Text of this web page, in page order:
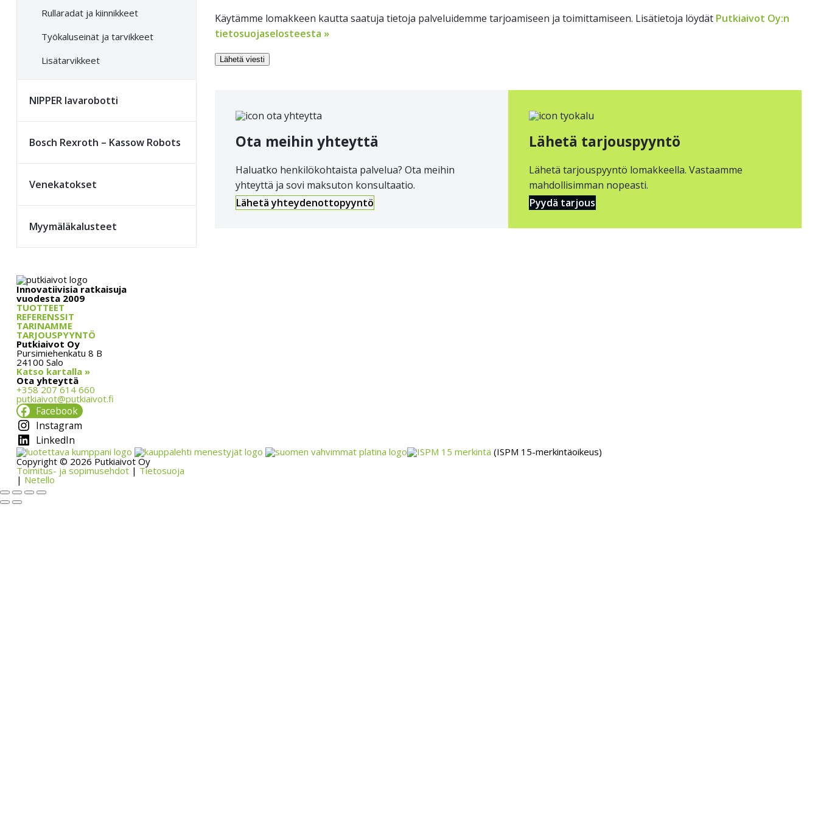
Rullaradat ja kiinnikkeet
Työkalu­seinät ja tarvikkeet
Lisätarvikkeet
NIPPER lava­robotti
Bosch Rexroth – Kassow Robots
Vene­katokset
Myymäläkalusteet
Käytämme lomakkeen kautta saatuja tietoja palveluidemme tarjoamiseen ja toimittamiseen. Lisätietoja löydät Putkiaivot Oy:n
tietosuojaselosteesta »
Ota meihin yhteyttä
Haluatko henkilökohtaista palvelua? Ota meihin
yhteyttä ja sovi maksuton konsultaatio.
Lähetä yhteydenottopyyntö
Lähetä tarjouspyyntö
Lähetä tarjouspyyntö lomakkeella. Vastaamme
mahdollisimman nopeasti.
Pyydä tarjous
Innovatiivisia ratkaisuja
vuodesta 2009
TUOTTEET
REFERENSSIT
TARINAMME
TARJOUSPYYNTÖ
Putkiaivot Oy
Pursimiehenkatu 8 B
24100 Salo
Katso kartalla »
Ota yhteyttä
+358 207 614 660
putkiaivot@putkiaivot.fi
Facebook
Instagram
LinkedIn
(ISPM 15-merkintäoikeus)
Copyright © 2026 Putkiaivot Oy
Toimitus- ja sopimusehdot | Tietosuoja
| Netello